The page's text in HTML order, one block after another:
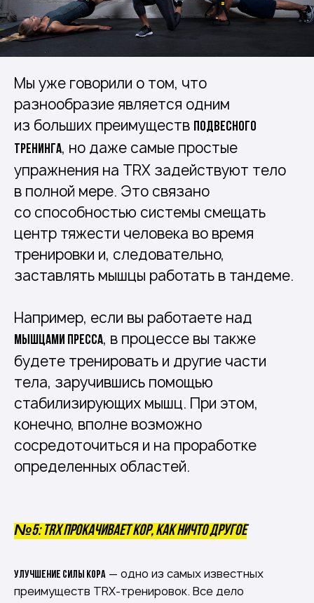
Мы уже говорили о том, что
разнообразие является одним
из больших преимуществ подвесного
тренинга, но даже самые простые
упражнения на TRX задействуют тело
в полной мере. Это связано
со способностью системы смещать
центр тяжести человека во время
тренировки и, следовательно,
заставлять мышцы работать в тандеме.
Например, если вы работаете над
мышцами пресса, в процессе вы также
будете тренировать и другие части
тела, заручившись помощью
стабилизирующих мышц. При этом,
конечно, вполне возможно
сосредоточиться и на проработке
определенных областей.
№5: TRX прокачивает кор, как ничто другое
Улучшение силы кора — одно из самых известных
преимуществ TRX-тренировок. Все дело